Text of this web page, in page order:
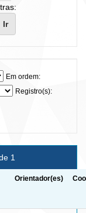
Em ordem:
Registro(s):
1
Orientador(es)